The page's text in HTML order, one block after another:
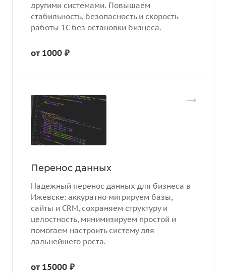
другими системами. Повышаем
стабильность, безопасность и скорость
работы 1С без остановки бизнеса.
от 1000 ₽
Перенос данных
Надежный перенос данных для бизнеса в
Ижевске: аккуратно мигрируем базы,
сайты и CRM, сохраняем структуру и
целостность, минимизируем простой и
помогаем настроить систему для
дальнейшего роста.
от 15000 ₽